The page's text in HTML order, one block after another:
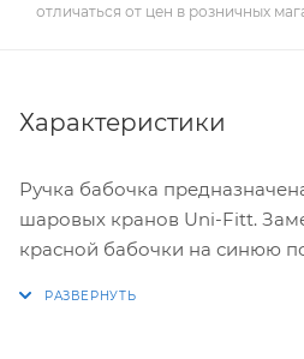
отличаться от цен в розничных
Характеристики
Ручка бабочка
шаровых кранов Uni-Fitt.
красной бабочки на синюю